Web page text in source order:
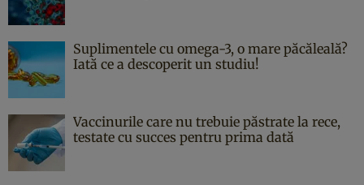
Suplimentele cu omega-3, o mare păcăleală?
Iată ce a descoperit un studiu!
Vaccinurile care nu trebuie păstrate la rece,
testate cu succes pentru prima dată